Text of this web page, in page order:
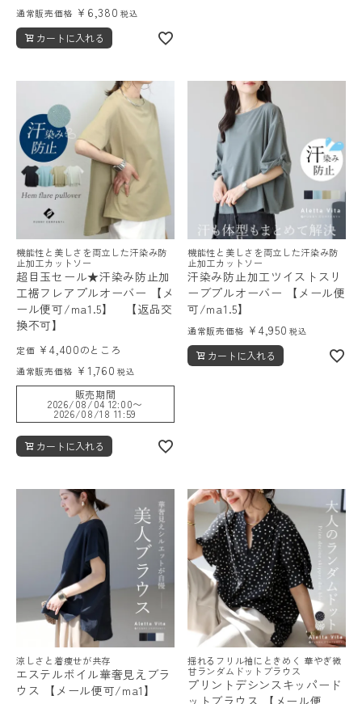
通常販売価格 ¥ 6,380 税込
カートに入れる
機能性と美しさを両立した汗染み防
止加工カットソー
超目玉セール★汗染み防止加
工裾フレアプルオーバー 【メ
ール便可/ma1.5】 【返品交
換不可】
定価 ¥4,400のところ
通常販売価格 ¥ 1,760 税込
販売期間
2026/08/04 12:00〜
2026/08/18 11:59
カートに入れる
機能性と美しさを両立した汗染み防
止加工カットソー
汗染み防止加工ツイストスリ
ーブプルオーバー 【メール便
可/ma1.5】
通常販売価格 ¥ 4,950 税込
カートに入れる
涼しさと着痩せが共存
エステルボイル華奢見えブラ
ウス 【メール便可/ma1】
揺れるフリル袖にときめく 華やぎ微
甘ランダムドットブラウス
プリントデシンスキッパード
ットブラウス 【メール便